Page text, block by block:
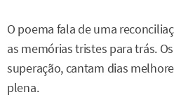
O poema fala de uma
as memórias tristes para trás.
superação, cantam dias
plena.